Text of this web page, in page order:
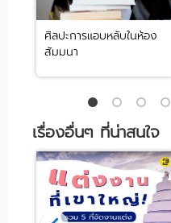
ศิลปะการแอบหลับในห้อง
สัมมนา
เรื่องอื่นๆ ที่น่าสนใจ
63910